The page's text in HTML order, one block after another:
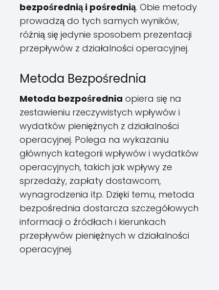
bezpośrednią i pośrednią. Obie metody
prowadzą do tych samych wyników,
różnią się jedynie sposobem prezentacji
przepływów z działalności operacyjnej.
Metoda Bezpośrednia
Metoda bezpośrednia opiera się na
zestawieniu rzeczywistych wpływów i
wydatków pieniężnych z działalności
operacyjnej. Polega na wykazaniu
głównych kategorii wpływów i wydatków
operacyjnych, takich jak wpływy ze
sprzedaży, zapłaty dostawcom,
wynagrodzenia itp. Dzięki temu, metoda
bezpośrednia dostarcza szczegółowych
informacji o źródłach i kierunkach
przepływów pieniężnych w działalności
operacyjnej.